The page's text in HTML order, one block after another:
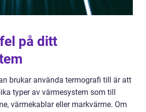
på ditt
brukar använda termografi till är att
typer av värmesystem som till
värmekablar eller markvärme. Om